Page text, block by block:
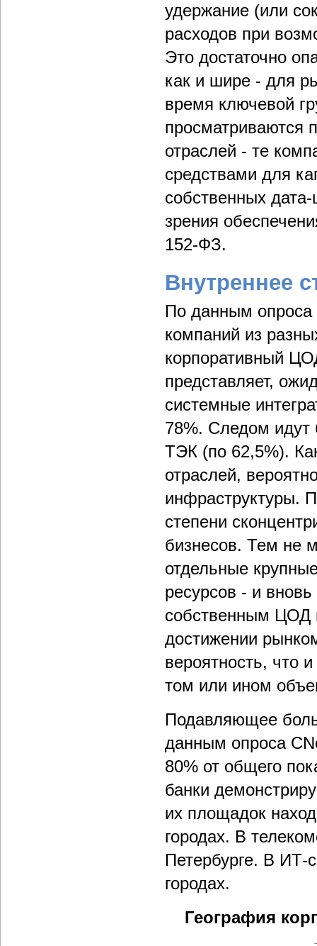
удержание (или
расходов при
Это достаточно
как и шире - для
время ключевой
просматриваются
отраслей - те
средствами для
собственных
зрения
152-ФЗ.
Внутреннее
По данным опроса
компаний из
корпоративный
представляет,
системные
78%. Следом идут
ТЭК (по 62,5%).
отраслей,
инфраструктуры.
степени
бизнесов. Тем не
отдельные
ресурсов - и
собственным ЦОД
достижении
вероятность, что
том или ином
Подавляющее
данным опроса
80% от общего
банки
их площадок
городах. В
Петербурге. В ИТ-
городах.
География